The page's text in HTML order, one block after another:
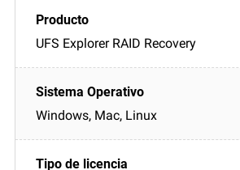
UFS Explorer RAID Recovery
Windows, Mac, Linux